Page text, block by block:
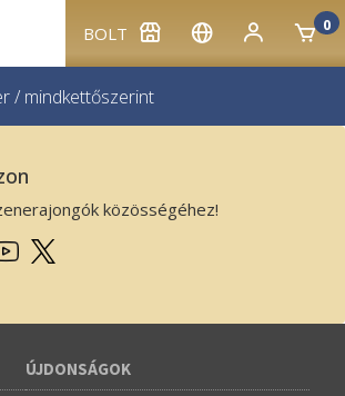
BOLT 0
/ mindkettőszerint
közösségéhez!
ÚJDONSÁGOK